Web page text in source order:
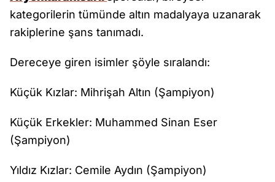
kategorilerin tümünde altın madalyaya uzanarak
rakiplerine şans tanımadı.
Dereceye giren isimler şöyle sıralandı:
Küçük Kızlar: Mihrişah Altın (Şampiyon)
Küçük Erkekler: Muhammed Sinan Eser
(Şampiyon)
Yıldız Kızlar: Cemile Aydın (Şampiyon)